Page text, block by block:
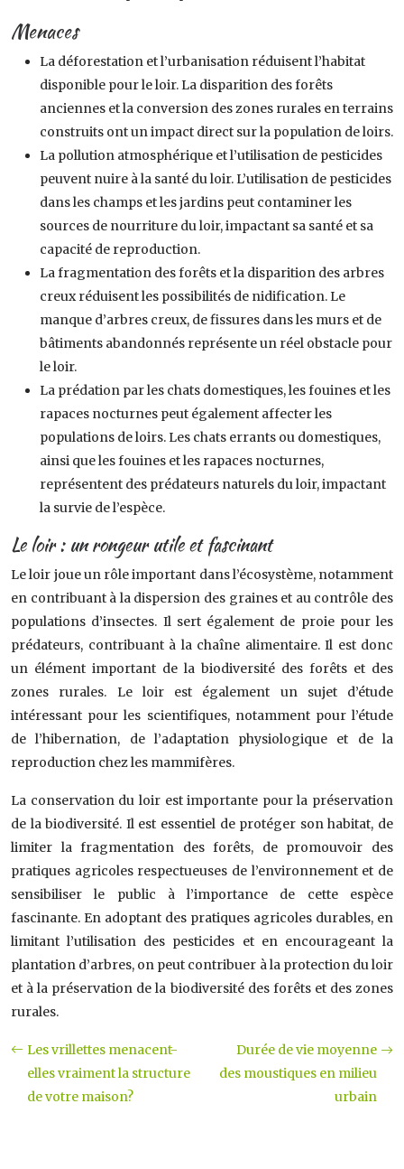
Menaces
La déforestation et l’urbanisation réduisent l’habitat
disponible pour le loir. La disparition des forêts
anciennes et la conversion des zones rurales en terrains
construits ont un impact direct sur la population de loirs.
La pollution atmosphérique et l’utilisation de pesticides
peuvent nuire à la santé du loir. L’utilisation de pesticides
dans les champs et les jardins peut contaminer les
sources de nourriture du loir, impactant sa santé et sa
capacité de reproduction.
La fragmentation des forêts et la disparition des arbres
creux réduisent les possibilités de nidification. Le
manque d’arbres creux, de fissures dans les murs et de
bâtiments abandonnés représente un réel obstacle pour
le loir.
La prédation par les chats domestiques, les fouines et les
rapaces nocturnes peut également affecter les
populations de loirs. Les chats errants ou domestiques,
ainsi que les fouines et les rapaces nocturnes,
représentent des prédateurs naturels du loir, impactant
la survie de l’espèce.
Le loir : un rongeur utile et fascinant
Le loir joue un rôle important dans l’écosystème, notamment
en contribuant à la dispersion des graines et au contrôle des
populations d’insectes. Il sert également de proie pour les
prédateurs, contribuant à la chaîne alimentaire. Il est donc
un élément important de la biodiversité des forêts et des
zones rurales. Le loir est également un sujet d’étude
intéressant pour les scientifiques, notamment pour l’étude
de l’hibernation, de l’adaptation physiologique et de la
reproduction chez les mammifères.
La conservation du loir est importante pour la préservation
de la biodiversité. Il est essentiel de protéger son habitat, de
limiter la fragmentation des forêts, de promouvoir des
pratiques agricoles respectueuses de l’environnement et de
sensibiliser le public à l’importance de cette espèce
fascinante. En adoptant des pratiques agricoles durables, en
limitant l’utilisation des pesticides et en encourageant la
plantation d’arbres, on peut contribuer à la protection du loir
et à la préservation de la biodiversité des forêts et des zones
rurales.
Les vrillettes menacent-
elles vraiment la structure
de votre maison?
Durée de vie moyenne
des moustiques en milieu
urbain